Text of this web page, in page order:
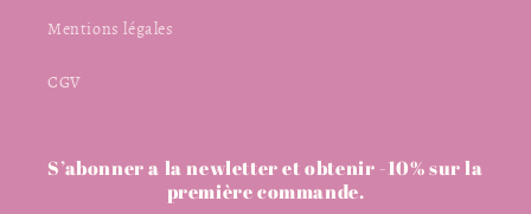
Mentions légales
CGV
S’abonner a la newletter et obtenir -10% sur la
première commande.